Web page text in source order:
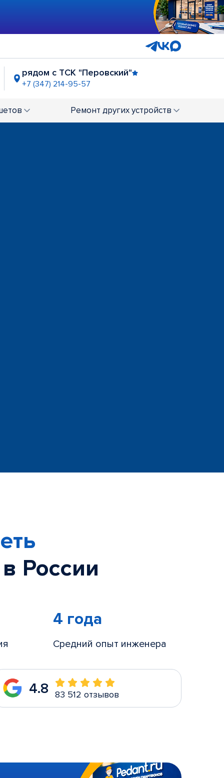
рядом с ТСК "Перовский"
+7 (347) 214-95-57
95-32 Ремонт других устройств
России
4 года
Средний опыт инженера
4.8 83 512 отзывов